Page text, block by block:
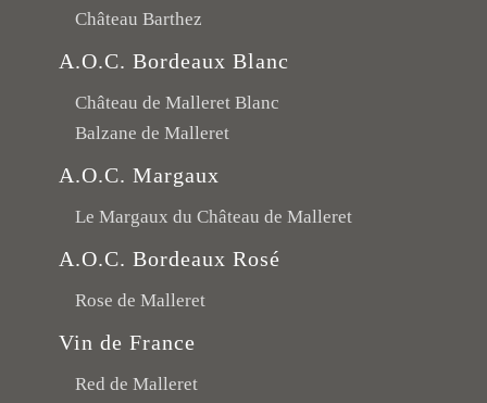
Château Barthez
A.O.C. Bordeaux Blanc
Château de Malleret Blanc
Balzane de Malleret
A.O.C. Margaux
Le Margaux du Château de Malleret
A.O.C. Bordeaux Rosé
Rose de Malleret
Vin de France
Red de Malleret